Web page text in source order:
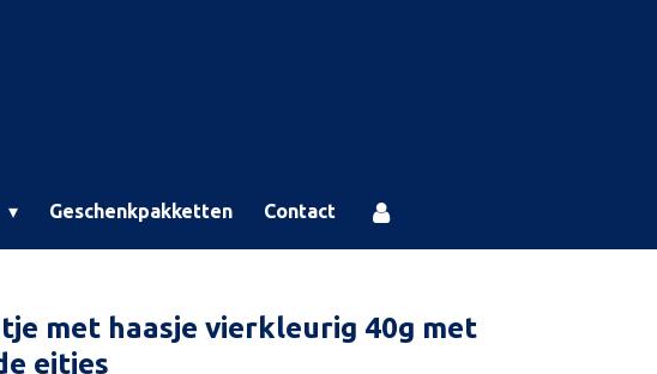
Geschenkpakketten Contact
met haasje vierkleurig 40g met
eitjes